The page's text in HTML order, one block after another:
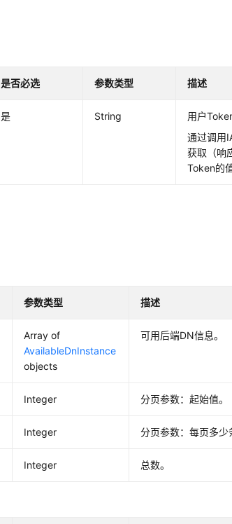
是否必选 参数类型 描述
是 String
用户Token
通过调用
获取（响
Token的
参数类型 描述
Array of
AvailableDnInstance
objects
可用后端DN信息。
Integer 分页参数：起始值。
Integer 分页参数：每页多少
Integer 总数。